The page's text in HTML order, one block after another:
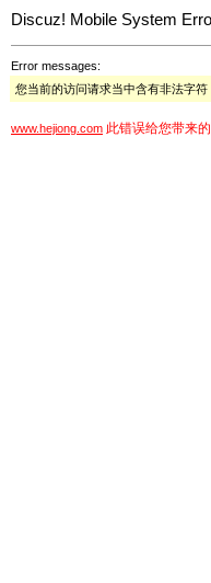
Discuz! Mobile System
Error messages:
您当前的访问请求当中含有非法字符
www.hejiong.com 此错误给您带来